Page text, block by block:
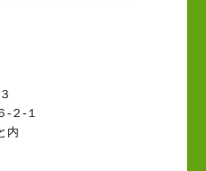
-２-１
内